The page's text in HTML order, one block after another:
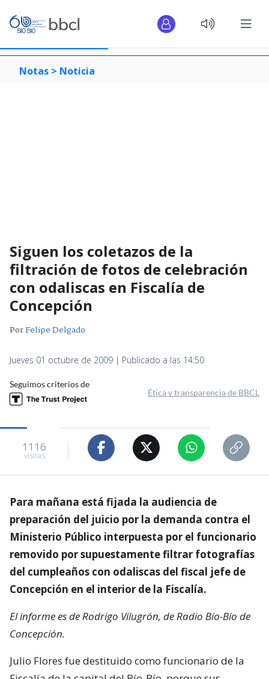
Notas > Noticia
Siguen los coletazos de la
filtración de fotos de celebración
con odaliscas en Fiscalía de
Concepción
PorFelipe Delgado
Jueves 01 octubre de 2009 | Publicado a las 14:50
Seguimos criterios de
Ética y transparencia de BBCL
1116
visitas
Para mañana está fijada la audiencia de
preparación del juicio por la demanda contra el
Ministerio Público interpuesta por el funcionario
removido por supuestamente filtrar fotografías
del cumpleaños con odaliscas del fiscal jefe de
Concepción en el interior de la Fiscalía.
El informe es de Rodrigo Vilugrón, de Radio Bío-Bío de
Concepción.
Julio Flores fue destituido como funcionario de la